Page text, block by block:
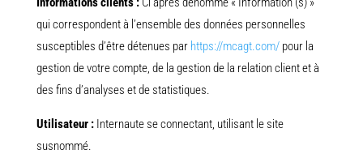
qui correspondent à l’ensemble des données personnelles
susceptibles d’être détenues par https://mcagt.com/pour la
gestion de votre compte, de la gestion de la relation client et à
des fins d’analyses et de statistiques.
Utilisateur :Internaute se connectant, utilisant le site
susnommé.